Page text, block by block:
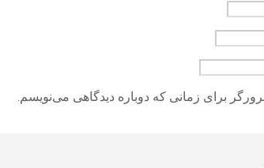
برای زمانی که دوباره دیدگاهی می‌نویسم.